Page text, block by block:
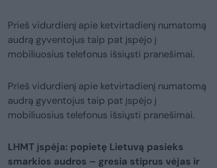
Prieš vidurdienį apie ketvirtadienį numatomą
audrą gyventojus taip pat įspėjo į
mobiliuosius telefonus išsiųsti pranešimai.
Prieš vidurdienį apie ketvirtadienį numatomą
audrą gyventojus taip pat įspėjo į
mobiliuosius telefonus išsiųsti pranešimai.
LHMT įspėja: popietę Lietuvą pasieks
smarkios audros – gresia stiprus vėjas ir